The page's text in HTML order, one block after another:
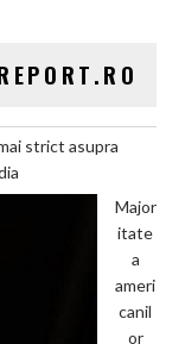
strict asupra
Major
itate
a
ameri
canil
or